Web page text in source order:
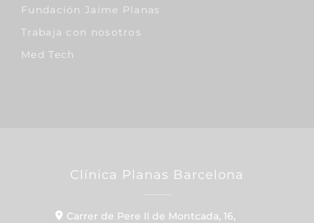
Fundación Jaime Planas
Trabaja con nosotros
Med Tech
Clínica Planas Barcelona
Carrer de Pere II de Montcada, 16,